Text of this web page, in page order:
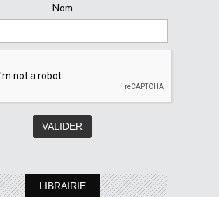
Nom
LIBRAIRIE